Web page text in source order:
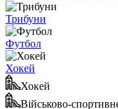
Трибуни
Футбол
Хокей
Хокей
Військово-